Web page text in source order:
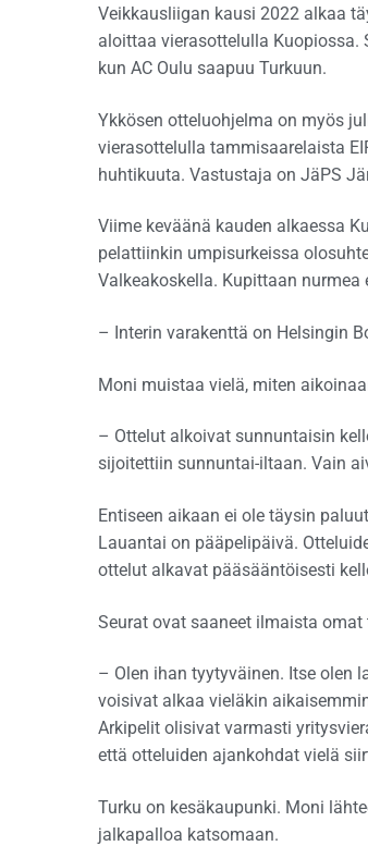
Veikkausliigan kausi 2022 alkaa
aloittaa vierasottelulla
kun AC Oulu saapuu Turkuun.
Ykkösen otteluohjelma on myös
vierasottelulla tammisaarelaista
huhtikuuta. Vastustaja on JäPS
Viime keväänä kauden alkaessa
pelattiinkin umpisurkeissa
Valkeakoskella. Kupittaan
– Interin varakenttä on Helsingin
Moni muistaa vielä, miten
– Ottelut alkoivat sunnuntaisin
sijoitettiin sunnuntai-iltaan. Vain
Entiseen aikaan ei ole täysin
Lauantai on pääpelipäivä.
ottelut alkavat pääsääntöisesti
Seurat ovat saaneet ilmaista omat
– Olen ihan tyytyväinen. Itse olen
voisivat alkaa vieläkin
Arkipelit olisivat varmasti
että otteluiden ajankohdat vielä
Turku on kesäkaupunki. Moni
jalkapalloa katsomaan.